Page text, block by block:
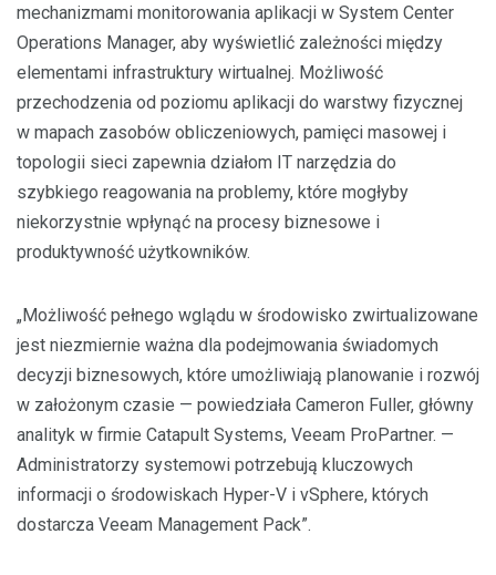
mechanizmami monitorowania aplikacji w System Center
Operations Manager, aby wyświetlić zależności między
elementami infrastruktury wirtualnej. Możliwość
przechodzenia od poziomu aplikacji do warstwy fizycznej
w mapach zasobów obliczeniowych, pamięci masowej i
topologii sieci zapewnia działom IT narzędzia do
szybkiego reagowania na problemy, które mogłyby
niekorzystnie wpłynąć na procesy biznesowe i
produktywność użytkowników.
„Możliwość pełnego wglądu w środowisko zwirtualizowane
jest niezmiernie ważna dla podejmowania świadomych
decyzji biznesowych, które umożliwiają planowanie i rozwój
w założonym czasie — powiedziała Cameron Fuller, główny
analityk w firmie Catapult Systems, Veeam ProPartner. —
Administratorzy systemowi potrzebują kluczowych
informacji o środowiskach Hyper-V i vSphere, których
dostarcza Veeam Management Pack”.